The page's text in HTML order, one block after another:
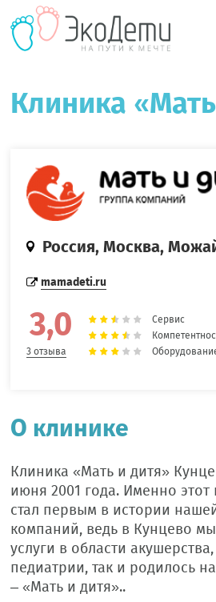
Клиника
Россия, Москва,
3,0
3 отзыва
Сервис
mamadeti.ru
О клинике
Клиника «Мать и дитя»
июня 2001 года. Именно этот
стал первым в истории
компаний, ведь в Кунцево
услуги в области
педиатрии, так и родилось
– «Мать и дитя»..